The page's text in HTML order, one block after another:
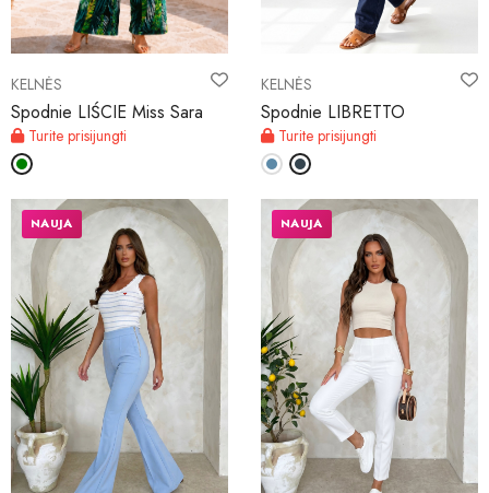
KELNĖS
Spodnie LIŚCIE Miss Sara
Turite prisijungti
KELNĖS
Spodnie LIBRETTO
Turite prisijungti
NAUJA NAUJA